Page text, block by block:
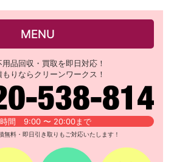
MENU
品回収・買取を即日対応！
りならクリーンワークス！
間 9:00 〜 20:00まで
無料・即日引き取りもご対応いたします！